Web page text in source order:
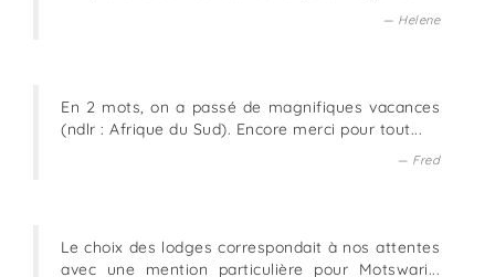
Helene
En 2 mots, on a passé de magnifiques vacances
(ndlr : Afrique du Sud). Encore merci pour tout...
Fred
Le choix des lodges correspondait à nos attentes
avec une mention particulière pour Motswari...